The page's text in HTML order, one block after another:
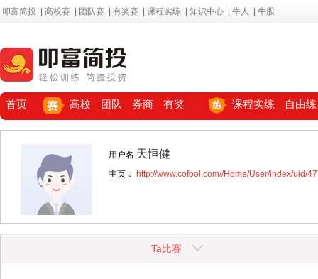
叩富简投 高校赛 团队赛 有奖赛 课程实练 知识中心 牛人 牛股
首页 高校 团队 券商 有奖 课程实练 自由练
用户名 天恒健
主页： http://www.cofool.com//Home/User/index/uid/
Ta比赛